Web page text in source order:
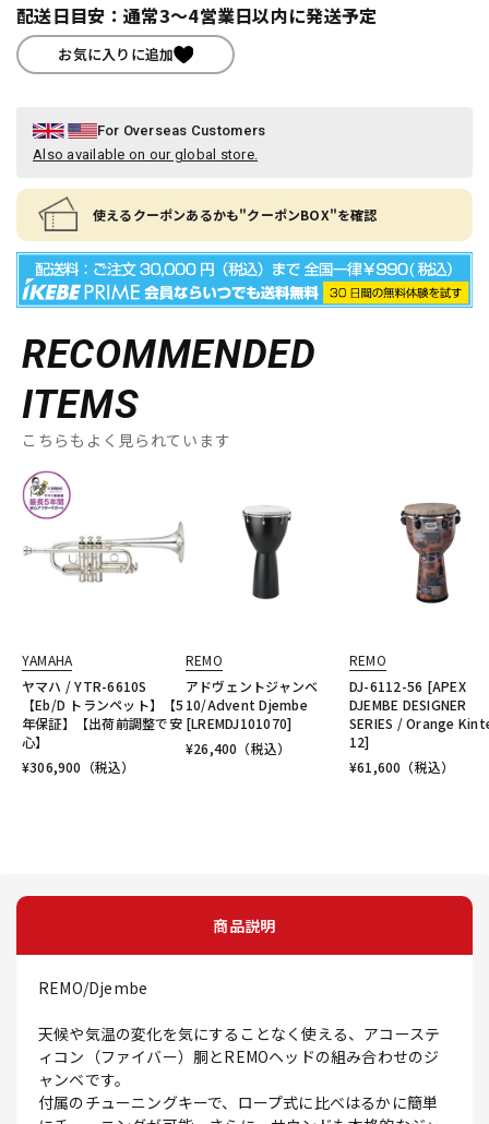
配送日目安：通常3～4営業日以内に発送予定
お気に入りに追加
For Overseas Customers
Also available on our global store.
使えるクーポンあるかも"クーポンBOX"を確認
RECOMMENDED
ITEMS
こちらもよく見られています
YAMAHA
ヤマハ / YTR-6610S
【Eb/D トランペット】【5
年保証】【出荷前調整で安
心】
¥306,900 （税込）
REMO
アドヴェントジャンベ
10/Advent Djembe
[LREMDJ101070]
¥26,400 （税込）
REMO
DJ-6112-56 [APEX
DJEMBE DESIGNER
SERIES / Orange
12]
¥61,600 （税込）
商品説明
REMO/Djembe
天候や気温の変化を気にすることなく使える、アコーステ
ィコン（ファイバー）胴とREMOヘッドの組み合わせのジ
ャンベです。
付属のチューニングキーで、ロープ式に比べはるかに簡単